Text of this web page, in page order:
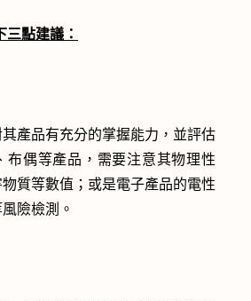
點建議：
產品有充分的掌握能力，並評估
布偶等產品，需要注意其物理性
質等數值；或是電子產品的電性
險檢測。